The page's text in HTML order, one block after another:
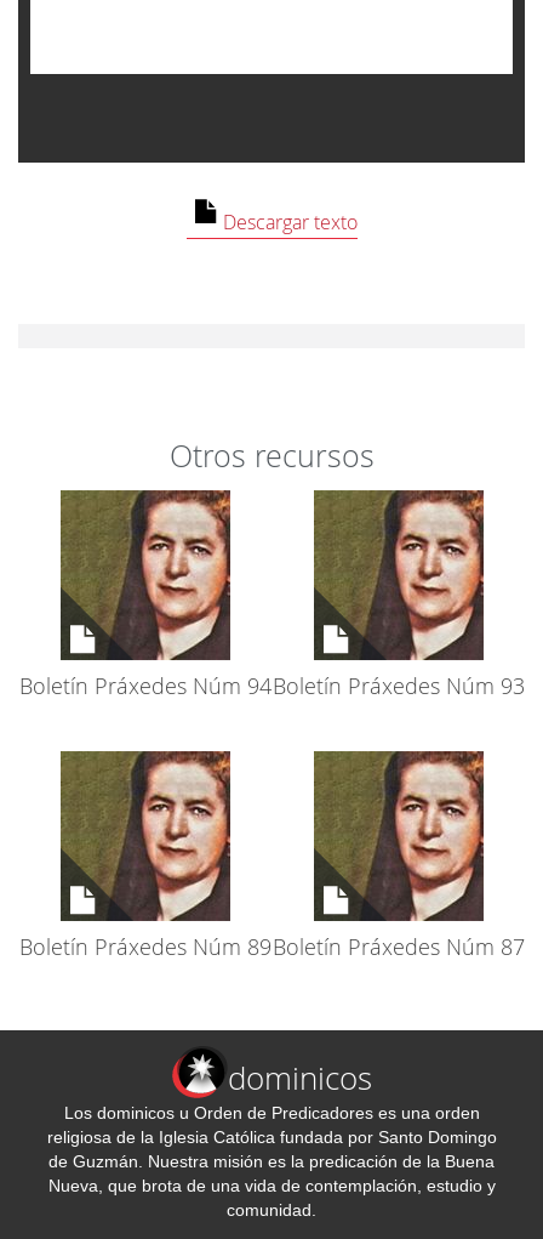
No puedes ver este contenido porque has
rechazado las cookies de Cookies de análisis.
Descargar texto
Otros recursos
Boletín Práxedes Núm 94Boletín Práxedes Núm 93
Boletín Práxedes Núm 89Boletín Práxedes Núm 87
dominicos
Los dominicos u Orden de Predicadores es una orden
religiosa de la Iglesia Católica fundada por Santo Domingo
de Guzmán. Nuestra misión es la predicación de la Buena
Nueva, que brota de una vida de contemplación, estudio y
comunidad.